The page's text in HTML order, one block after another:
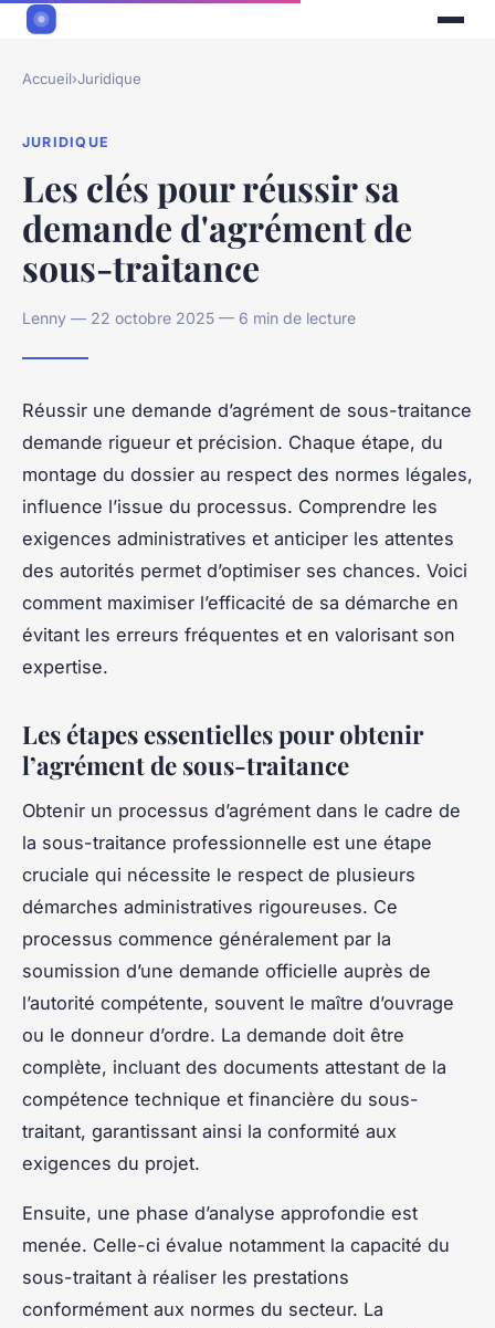
Accueil›Juridique
JURIDIQUE
Les clés pour réussir sa
demande d'agrément de
sous-traitance
Lenny — 22 octobre 2025 — 6 min de lecture
Réussir une demande d’agrément de sous-traitance
demande rigueur et précision. Chaque étape, du
montage du dossier au respect des normes légales,
influence l’issue du processus. Comprendre les
exigences administratives et anticiper les attentes
des autorités permet d’optimiser ses chances. Voici
comment maximiser l’efficacité de sa démarche en
évitant les erreurs fréquentes et en valorisant son
expertise.
Les étapes essentielles pour obtenir
l’agrément de sous-traitance
Obtenir un processus d’agrément dans le cadre de
la sous-traitance professionnelle est une étape
cruciale qui nécessite le respect de plusieurs
démarches administratives rigoureuses. Ce
processus commence généralement par la
soumission d’une demande officielle auprès de
l’autorité compétente, souvent le maître d’ouvrage
ou le donneur d’ordre. La demande doit être
complète, incluant des documents attestant de la
compétence technique et financière du sous-
traitant, garantissant ainsi la conformité aux
exigences du projet.
Ensuite, une phase d’analyse approfondie est
menée. Celle-ci évalue notamment la capacité du
sous-traitant à réaliser les prestations
conformément aux normes du secteur. La